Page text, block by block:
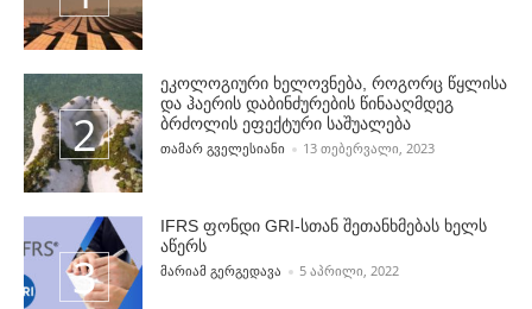
ეკოლოგიური ხელოვნება, როგორც წყლისა
და ჰაერის დაბინძურების წინააღმდეგ
ბრძოლის ეფექტური საშუალება
POSTED BY
ᲗᲐᲛᲐᲠ ᲒᲕᲔᲚᲔᲡᲘᲐᲜᲘ 13 ᲗᲔᲑᲔᲠᲕᲐᲚᲘ, 2023
IFRS ფონდი GRI-სთან შეთანხმებას ხელს
აწერს
POSTED BY
ᲛᲐᲠᲘᲐᲛ ᲒᲔᲠᲒᲔᲓᲐᲕᲐ 5 ᲐᲞᲠᲘᲚᲘ, 2022